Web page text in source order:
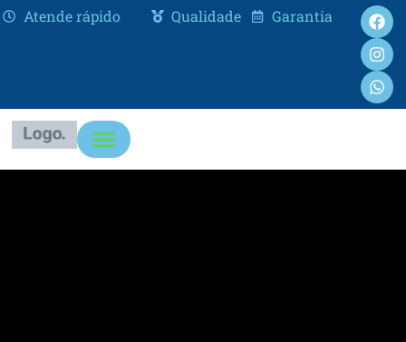
Atende rápido Qualidade Garantia